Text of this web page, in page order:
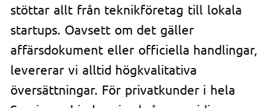
stöttar allt från teknikföretag till lokala
startups. Oavsett om det gäller
affärsdokument eller officiella handlingar,
levererar vi alltid högkvalitativa
översättningar. För privatkunder i hela